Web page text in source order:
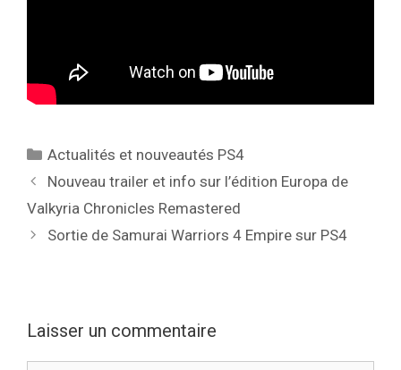
Catégories
Actualités et nouveautés PS4
Nouveau trailer et info sur l’édition Europa de
Valkyria Chronicles Remastered
Sortie de Samurai Warriors 4 Empire sur PS4
Laisser un commentaire